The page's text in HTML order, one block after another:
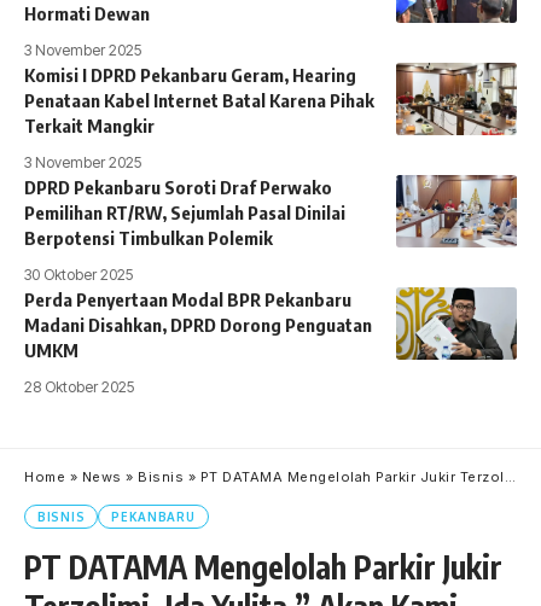
Hormati Dewan
3 November 2025
Komisi I DPRD Pekanbaru Geram, Hearing
Penataan Kabel Internet Batal Karena Pihak
Terkait Mangkir
3 November 2025
DPRD Pekanbaru Soroti Draf Perwako
Pemilihan RT/RW, Sejumlah Pasal Dinilai
Berpotensi Timbulkan Polemik
30 Oktober 2025
Perda Penyertaan Modal BPR Pekanbaru
Madani Disahkan, DPRD Dorong Penguatan
UMKM
28 Oktober 2025
Home » News » Bisnis » PT DATAMA Mengelolah Parkir Jukir Terzolimi, Ida Yulita ” Akan Kami Ungkap Sampai Tuntas “
BISNIS PEKANBARU
PT DATAMA Mengelolah Parkir Jukir